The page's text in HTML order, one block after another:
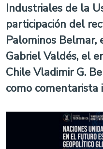
Industriales de la
participación del
Palominos Belmar,
Gabriel Valdés, el
Chile Vladimir G.
como comentarista